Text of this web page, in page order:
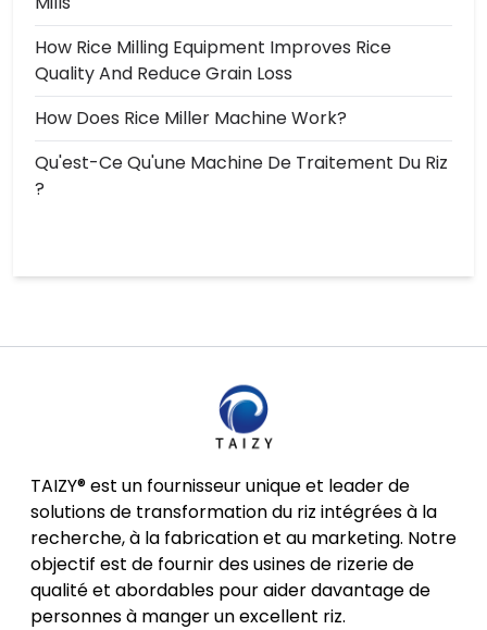
How Rice Milling Equipment Improves Rice
Quality And Reduce Grain Loss
How Does Rice Miller Machine Work?
Qu'est-Ce Qu'une Machine De Traitement Du Riz
?
TAIZY® est un fournisseur unique et leader de
solutions de transformation du riz intégrées à la
recherche, à la fabrication et au marketing. Notre
objectif est de fournir des usines de rizerie de
qualité et abordables pour aider davantage de
personnes à manger un excellent riz.